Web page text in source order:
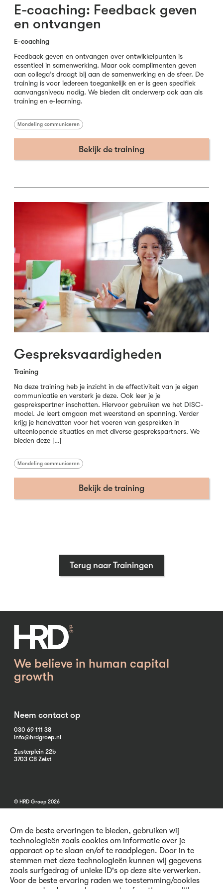
Om de beste ervaringen te bieden, gebruiken wij
technologieën zoals cookies om informatie over je
apparaat op te slaan en/of te raadplegen. Door in te
stemmen met deze technologieën kunnen wij gegevens
zoals surfgedrag of unieke ID's op deze site verwerken.
Voor de beste ervaring raden we toestemming/cookies
E-coaching: Feedback geven
en ontvangen
E-coaching
Feedback geven en ontvangen over ontwikkelpunten is
essentieel in samenwerking. Maar ook complimenten geven
aan collega’s draagt bij aan de samenwerking en de sfeer. De
training is voor iedereen toegankelijk en er is geen specifiek
aanvangsniveau nodig. We bieden dit onderwerp ook aan als
training en e-learning.
Mondeling communiceren
Bekijk de training
Gespreksvaardigheden
Training
Na deze training heb je inzicht in de effectiviteit van je eigen
communicatie en versterk je deze. Ook leer je je
gesprekspartner inschatten. Hiervoor gebruiken we het DISC-
model. Je leert omgaan met weerstand en spanning. Verder
krijg je handvatten voor het voeren van gesprekken in
uiteenlopende situaties en met diverse gesprekspartners. We
bieden deze […]
Mondeling communiceren
Bekijk de training
Terug naar Trainingen
We believe in human capital
growth
Neem contact op
030 69 111 38
info@hrdgroep.nl
Zusterplein 22b
3703 CB Zeist
© HRD Groep 2026
Algemene informatie
Contact